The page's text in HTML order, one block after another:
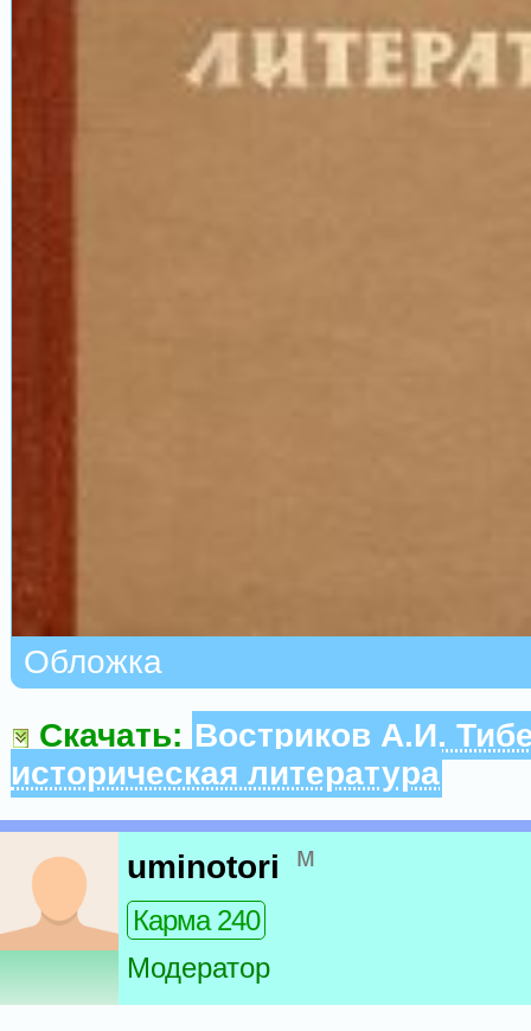
Обложка
Скачать: Востриков А.И.
историческая литература
uminotori м
Карма 240
Модератор